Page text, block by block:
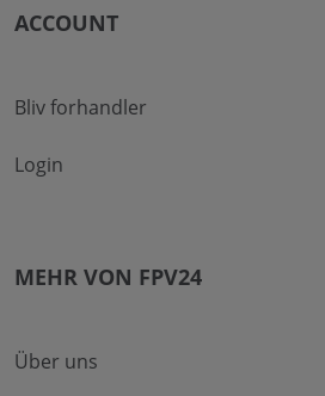
ACCOUNT
Bliv forhandler
Login
MEHR VON FPV24
Über uns